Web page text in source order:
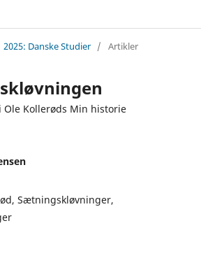
2025: Danske Studier / Artikler
Kollerøds Min historie
Sætningskløvninger,